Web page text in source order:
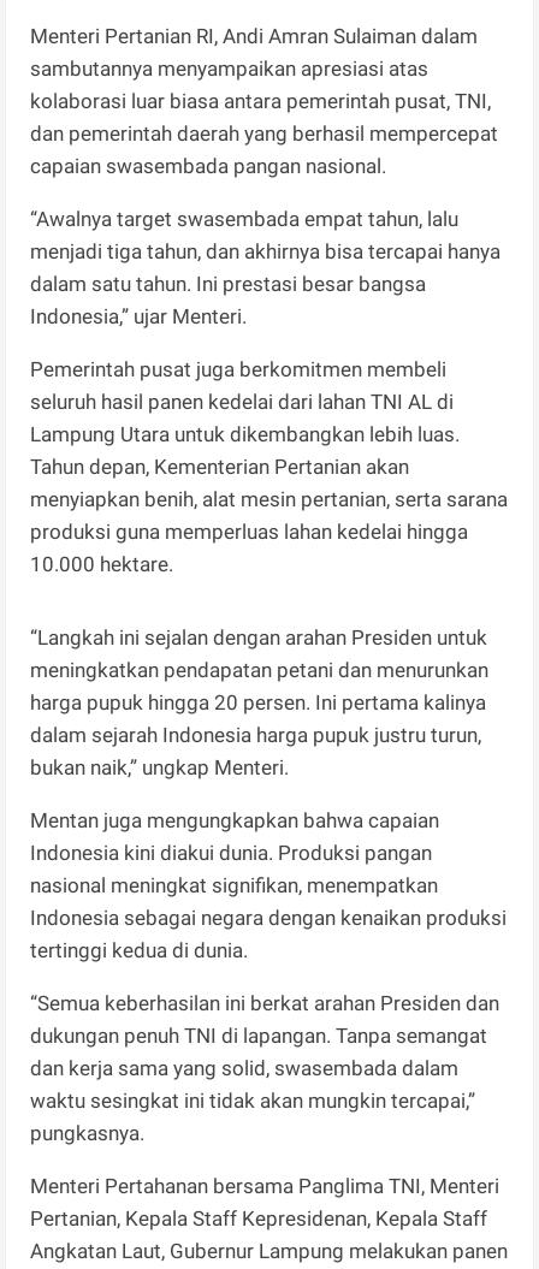
Menteri Pertanian RI, Andi Amran Sulaiman dalam
sambutannya menyampaikan apresiasi atas
kolaborasi luar biasa antara pemerintah pusat, TNI,
dan pemerintah daerah yang berhasil mempercepat
capaian swasembada pangan nasional.
“Awalnya target swasembada empat tahun, lalu
menjadi tiga tahun, dan akhirnya bisa tercapai hanya
dalam satu tahun. Ini prestasi besar bangsa
Indonesia,” ujar Menteri.
Pemerintah pusat juga berkomitmen membeli
seluruh hasil panen kedelai dari lahan TNI AL di
Lampung Utara untuk dikembangkan lebih luas.
Tahun depan, Kementerian Pertanian akan
menyiapkan benih, alat mesin pertanian, serta sarana
produksi guna memperluas lahan kedelai hingga
10.000 hektare.
“Langkah ini sejalan dengan arahan Presiden untuk
meningkatkan pendapatan petani dan menurunkan
harga pupuk hingga 20 persen. Ini pertama kalinya
dalam sejarah Indonesia harga pupuk justru turun,
bukan naik,” ungkap Menteri.
Mentan juga mengungkapkan bahwa capaian
Indonesia kini diakui dunia. Produksi pangan
nasional meningkat signifikan, menempatkan
Indonesia sebagai negara dengan kenaikan produksi
tertinggi kedua di dunia.
“Semua keberhasilan ini berkat arahan Presiden dan
dukungan penuh TNI di lapangan. Tanpa semangat
dan kerja sama yang solid, swasembada dalam
waktu sesingkat ini tidak akan mungkin tercapai,”
pungkasnya.
Menteri Pertahanan bersama Panglima TNI, Menteri
Pertanian, Kepala Staff Kepresidenan, Kepala Staff
Angkatan Laut, Gubernur Lampung melakukan panen